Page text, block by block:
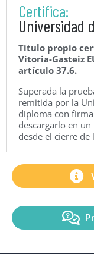
Certifica:
Universidad
Título propio
Vitoria-Gasteiz
artículo 37.6.
Superada la
remitida por la
diploma con
descargarlo en
desde el cierre de